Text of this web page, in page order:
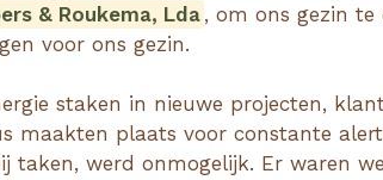
& Roukema, Lda , om ons gezin
voor ons gezin.
staken in nieuwe projecten,
maakten plaats voor constante
taken, werd onmogelijk. Er waren